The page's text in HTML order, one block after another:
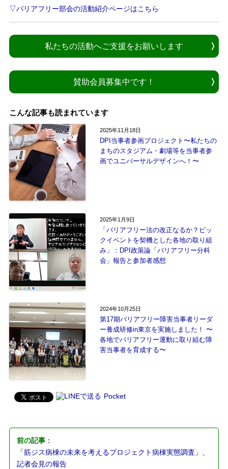
▽バリアフリー部会の活動紹介ページはこちら
私たちの活動へご支援をお願いします
賛助会員募集中です！
こんな記事も読まれています
2025年11月18日
DPI当事者参画プロジェクト〜私たちの
まちのスタジアム・劇場等を当事者参
画でユニバーサルデザインへ！〜
2025年1月9日
「バリアフリー法の改正なるか？ビッ
クイベントを契機とした各地の取り組
み」：DPI政策論「バリアフリー分科
会」報告と参加者感想
2024年10月25日
第17期バリアフリー障害当事者リーダ
ー養成研修in東京を実施しました！ 〜
各地でバリアフリー運動に取り組む障
害当事者を育成する〜
Pocket
前の記事：
「筋ジス病棟の未来を考えるプロジェクト病棟実態調査」、
記者会見の報告